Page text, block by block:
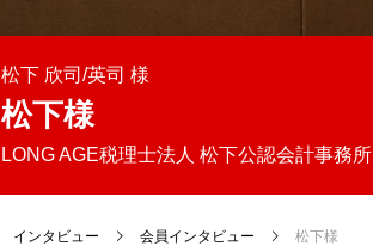
松下 欣司/英司 様
松下様
LONG AGE税理士法人 松下公認会計事務所
インタビュー 会員インタビュー 松下様